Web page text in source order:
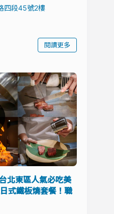
四段45號2樓
閱讀更多
北東區人氣必吃美
式鐵板燒套餐！職